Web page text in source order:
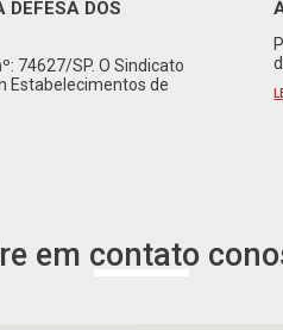
DEFESA DOS
74627/SP. O Sindicato
Estabelecimentos de
em contato